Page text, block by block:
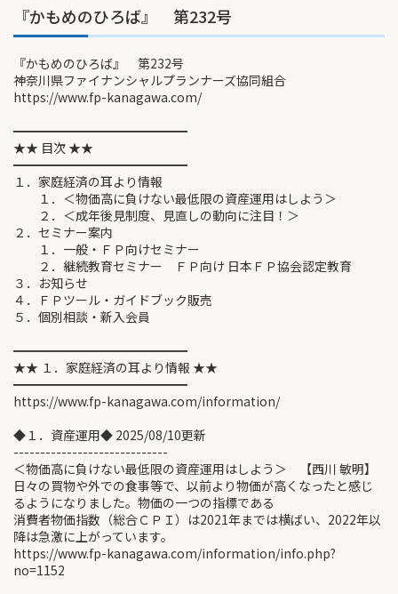
『かもめのひろば』 第232号
『かもめのひろば』 第232号
神奈川県ファイナンシャルプランナーズ協同組合
https://www.fp-kanagawa.com/
━━━━━━━━━━━━━━
★★ 目次 ★★
━━━━━━━━━━━━━━
１．家庭経済の耳より情報
１．＜物価高に負けない最低限の資産運用はしよう＞
２．＜成年後見制度、見直しの動向に注目！＞
２．セミナー案内
１．一般・ＦＰ向けセミナー
２．継続教育セミナー ＦＰ向け 日本ＦＰ協会認定教育
３．お知らせ
４．ＦＰツール・ガイドブック販売
５．個別相談・新入会員
━━━━━━━━━━━━━━
★★ １．家庭経済の耳より情報 ★★
━━━━━━━━━━━━━━
https://www.fp-kanagawa.com/information/
◆１．資産運用◆ 2025/08/10更新
-----------------------------
＜物価高に負けない最低限の資産運用はしよう＞ 【西川 敏明】
日々の買物や外での食事等で、以前より物価が高くなったと感じ
るようになりました。物価の一つの指標である
消費者物価指数（総合ＣＰＩ）は2021年までは横ばい、2022年以
降は急激に上がっています。
https://www.fp-kanagawa.com/information/info.php?
no=1152